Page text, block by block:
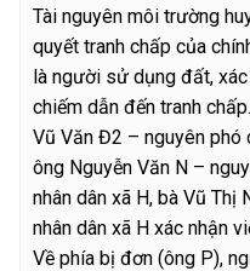
Tài nguyên môi trường
quyết tranh chấp của
là người sử dụng đất,
chiếm dẫn đến tranh chấp.
Vũ Văn Đ2 – nguyên phó
ông Nguyễn Văn N –
nhân dân xã H, bà Vũ Thị
nhân dân xã H xác nhận
Về phía bị đơn (ông P),